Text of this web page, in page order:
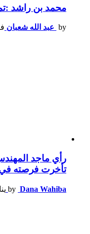
محمد بن راشد
by عبد الله شعبان
رأي ماجد
تأخرت فرصته في
by Dana Wahiba يناير